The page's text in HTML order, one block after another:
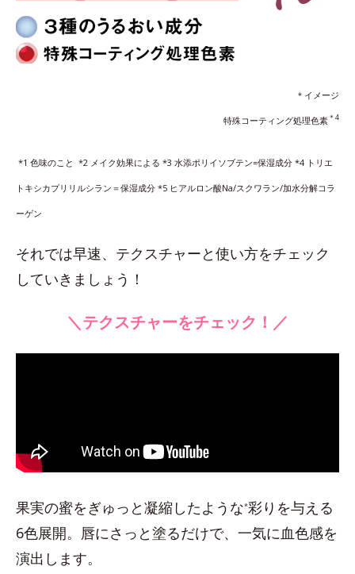
＊イメージ
特殊コーティング処理色素＊4
*1 色味のこと *2 メイク効果による *3 水添ポリイソブテン=保湿成分 *4 トリエ
トキシカプリリルシラン＝保湿成分 *5 ヒアルロン酸Na/スクワラン/加水分解コラ
ーゲン
それでは早速、テクスチャーと使い方をチェック
していきましょう！
＼テクスチャーをチェック！／
果実の蜜をぎゅっと凝縮したような*彩りを与える
6色展開。唇にさっと塗るだけで、一気に血色感を
演出します。